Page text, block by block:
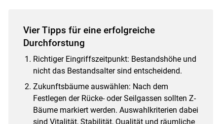
Vier Tipps für eine erfolgreiche
Durchforstung
Richtiger Eingriffszeitpunkt: Bestandshöhe und
nicht das Bestandsalter sind entscheidend.
Zukunftsbäume auswählen: Nach dem
Festlegen der Rücke- oder Seilgassen sollten Z-
Bäume markiert werden. Auswahlkriterien dabei
sind Vitalität, Stabilität, Qualität und räumliche